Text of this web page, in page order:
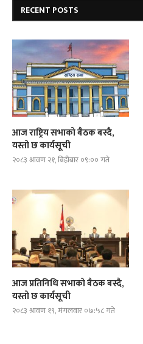
RECENT POSTS
आज राष्ट्रिय सभाको बैठक बस्दै,
यस्तो छ कार्यसूची
२०८३ श्रावण २१, बिहीबार ०९:०० गते
आज प्रतिनिधि सभाको बैठक बस्दै,
यस्तो छ कार्यसूची
२०८३ श्रावण १९, मंगलवार ०७:५८ गते